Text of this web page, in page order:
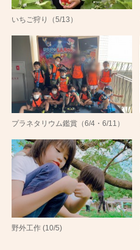
いちご狩り（5/13）
プラネタリウム鑑賞（6/4・6/11）
野外工作 (10/5)